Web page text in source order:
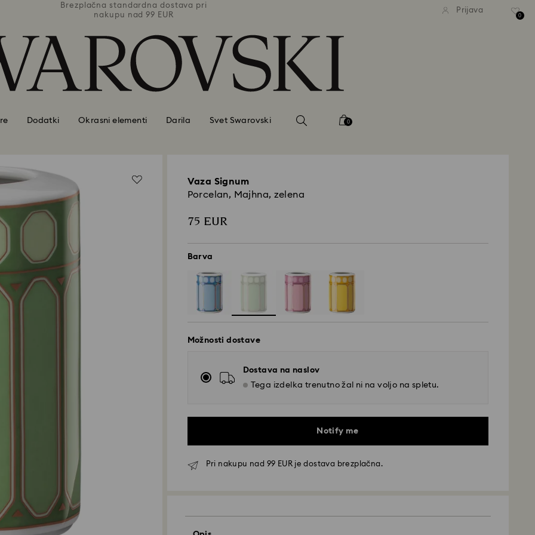
Brezplačna standardna dostava pri
nakupu nad 99 EUR
Brezplačna standardna
nakupu nad 99 EUR
Prijava
0
Dodatki Okrasni elementi Darila Svet Swarovski 0
Vaza Signum
Porcelan, Majhna, zelena
75 EUR
Barva
Možnosti dostave
Dostava na naslov
Tega izdelka trenutno žal ni na voljo na spletu.
Notify me
Pri nakupu nad 99 EUR je dostava brezplačna.